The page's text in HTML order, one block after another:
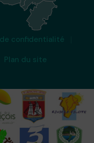
confidentialité
Plan du site